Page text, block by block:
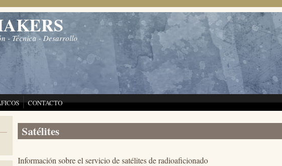
- Técnica - Desarrollo
CONTACTO
Satélites
Información sobre el servicio de satélites de radioaficionado